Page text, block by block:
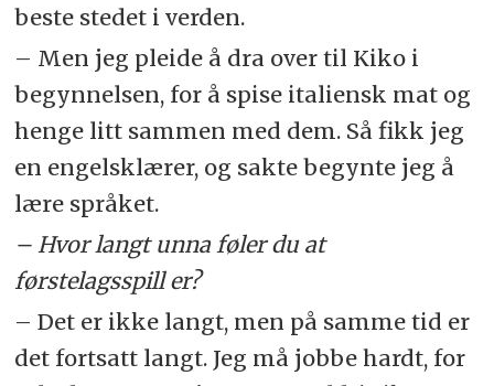
beste stedet i verden.
– Men jeg pleide å dra over til Kiko i
begynnelsen, for å spise italiensk mat og
henge litt sammen med dem. Så fikk jeg
en engelsklærer, og sakte begynte jeg å
lære språket.
– Hvor langt unna føler du at
førstelagsspill er?
– Det er ikke langt, men på samme tid er
det fortsatt langt. Jeg må jobbe hardt, for